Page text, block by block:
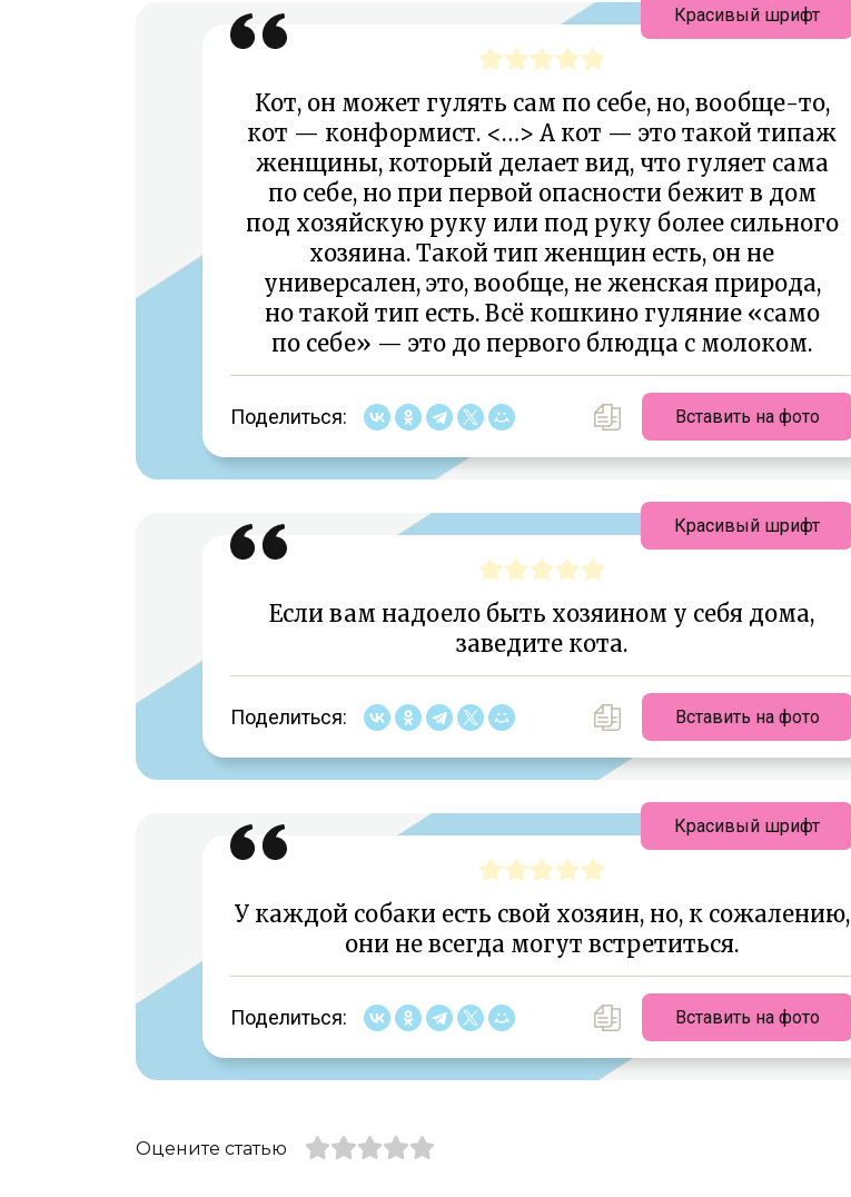
Кот, он может гулять сам по себе, но, вообще-то,
кот — конформист. <…> А кот — это такой типаж
женщины, который делает вид, что гуляет сама
по себе, но при первой опасности бежит в дом
под хозяйскую руку или под руку более сильного
хозяина. Такой тип женщин есть, он не
универсален, это, вообще, не женская природа,
но такой тип есть. Всё кошкино гуляние «само
по себе» — это до первого блюдца с молоком.
Поделиться: Вставить на фото
Красивый шрифт
Если вам надоело быть хозяином у себя дома,
заведите кота.
Поделиться: Вставить на фото
Красивый шрифт
У каждой собаки есть свой хозяин, но, к сожалению,
они не всегда могут встретиться.
Поделиться: Вставить на фото
Красивый шрифт
Оцените статью